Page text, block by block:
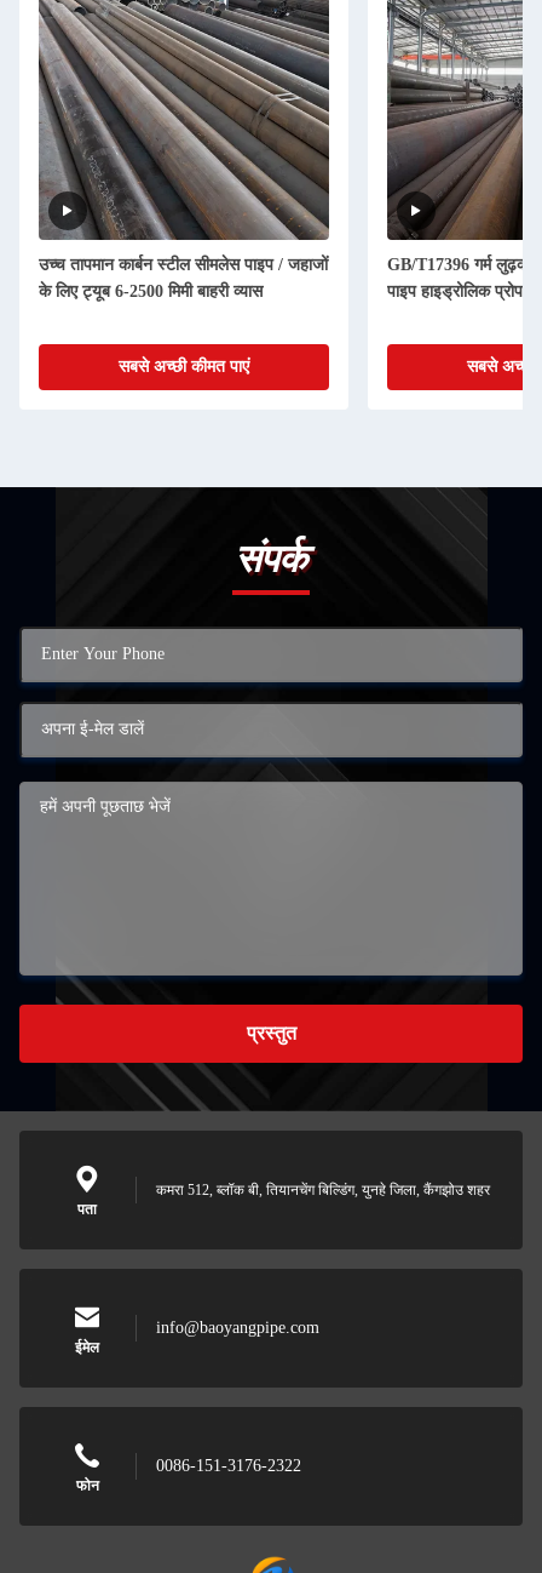
उच्च तापमान कार्बन स्टील सीमलेस पाइप / जहाजों
के लिए ट्यूब 6-2500 मिमी बाहरी व्यास
सबसे अच्छी कीमत पाएं
GB/T17396 गर्म
पाइप हाइड्रोलिक प्रोप
सबसे अच्छी
संपर्क
प्रस्तुत
पता
कमरा 512, ब्लॉक बी, तियानचेंग बिल्डिंग, युनहे जिला, कैंगझोउ शहर
ईमेल
info@baoyangpipe.com
फोन
0086-151-3176-2322